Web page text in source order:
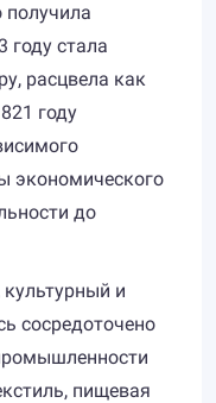
получила
году стала
расцвела как
году
экономического
до
и
сосредоточено
пищевая